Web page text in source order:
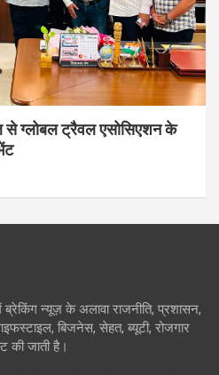
से ग्लोबल ट्रैवल एसोसिएशन के
ब्रेकिंग न्यूज़ के अलावा राजनीति, प्रशासन,
बिजनेस, सेहत, ब्यूटी, रोजगार
की जाती है।